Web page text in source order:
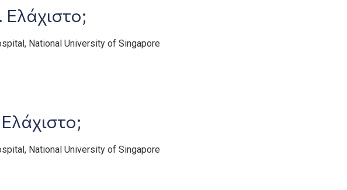
Ελάχιστο;
National University of Singapore
National University of Singapore